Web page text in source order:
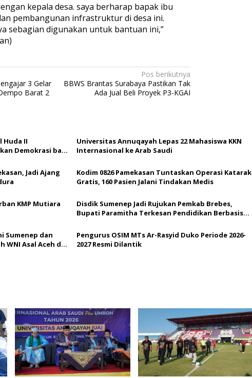
kepala desa. saya berharap bapak ibu
pembangunan infrastruktur di desa ini.
sebagian digunakan untuk bantuan ini,”
3 Gelar
Barat 2
Pos berikutnya
BBWS Brantas Surabaya Pastikan Tak
Ada Jual Beli Proyek P3-KGAI
Huda II
Demokrasi bagi
Universitas Annuqayah Lepas 22 Mahasiswa KKN
Internasional ke Arab Saudi
Jadi Ajang
Kodim 0826 Pamekasan Tuntaskan Operasi Katarak
Gratis, 160 Pasien Jalani Tindakan Medis
KMP Mutiara
Disdik Sumenep Jadi Rujukan Pemkab Brebes,
Bupati Paramitha Terkesan Pendidikan Berbasis
Sumenep dan
WNI Asal Aceh di
Pengurus OSIM MTs Ar-Rasyid Duko Periode 2026-
2027 Resmi Dilantik